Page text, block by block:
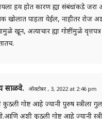
हव होत कारण ह्या संबंधांकडे जरा
खोलात पाहता येईल, नाहीतर रोज
खून, अत्याचार ह्या गोष्टींमुळे
साळवे. ऑक्टोबर , 3, 2022 at 2:46 pm
गोष्ट आहे ज्यानी पुरुष स्त्रीला
अशी कुठली गोष्ट आहे ज्यानी